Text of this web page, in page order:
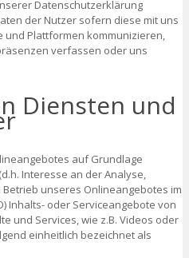
Datenschutzerklärung
der Nutzer sofern diese mit uns
Plattformen kommunizieren,
verfassen oder uns
Diensten und
auf Grundlage
Interesse an der Analyse,
unseres Onlineangebotes im
Inhalts- oder Serviceangebote von
und Services, wie z.B. Videos oder
einheitlich bezeichnet als